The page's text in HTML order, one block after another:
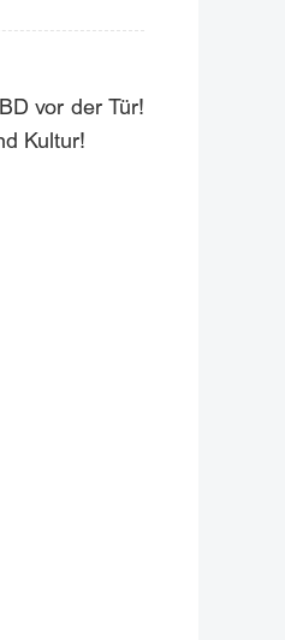
vor der Tür!
Kultur!